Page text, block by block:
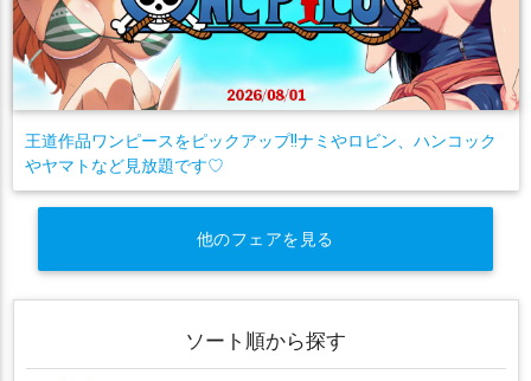
王道作品ワンピースをピックアップ!!ナミやロビン、ハンコック
やヤマトなど見放題です♡
他のフェアを見る
ソート順から探す